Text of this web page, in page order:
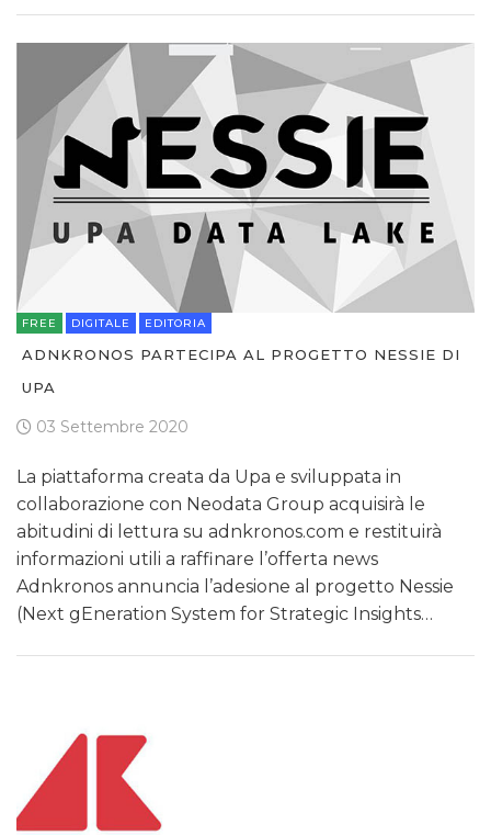
FREE DIGITALE EDITORIA
ADNKRONOS PARTECIPA AL PROGETTO NESSIE DI
UPA
03 Settembre 2020
La piattaforma creata da Upa e sviluppata in
collaborazione con Neodata Group acquisirà le
abitudini di lettura su adnkronos.com e restituirà
informazioni utili a raffinare l’offerta news
Adnkronos annuncia l’adesione al progetto Nessie
(Next gEneration System for Strategic Insights…